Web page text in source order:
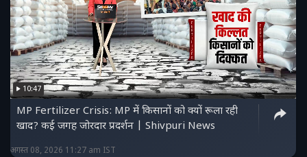
10:47
MP Fertilizer Crisis: MP में किसानों को क्यों रूला रही
खाद? कई जगह जोरदार प्रदर्शन | Shivpuri News
अगस्त 08, 2026 11:27 am IST